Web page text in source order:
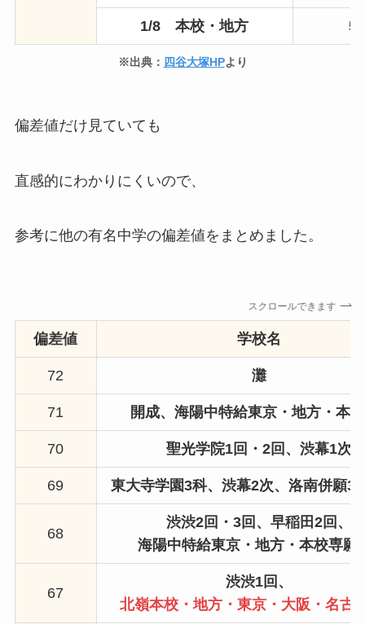
1/8 本校・地方 58
※出典： 四谷大塚HPより
偏差値だけ見ていても
直感的にわかりにくいので、
参考に他の有名中学の偏差値をまとめました。
スクロールできます
偏差値 学校名
72 灘
71 開成、海陽中特給東京・地方・本校
70 聖光学院1回・2回、 渋幕1次
69 東大寺学園3科、渋幕2次、洛南併願3
68
渋渋2回・3回、早稲田2回、
海陽中特給東京・地方・本校専願
67
渋渋1回、
北嶺本校・地方・東京・大阪・名古